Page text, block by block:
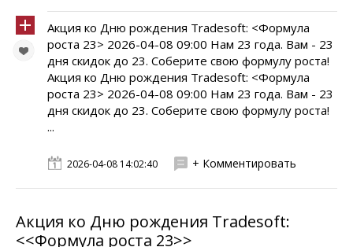
Акция ко Дню рождения Tradesoft: <Формула
роста 23> 2026-04-08 09:00 Нам 23 года. Вам - 23
дня скидок до 23. Соберите свою формулу роста!
Акция ко Дню рождения Tradesoft: <Формула
роста 23> 2026-04-08 09:00 Нам 23 года. Вам - 23
дня скидок до 23. Соберите свою формулу роста!
...
2026-04-08 14:02:40 + Комментировать
Акция ко Дню рождения Tradesoft:
<<Формула роста 23>>